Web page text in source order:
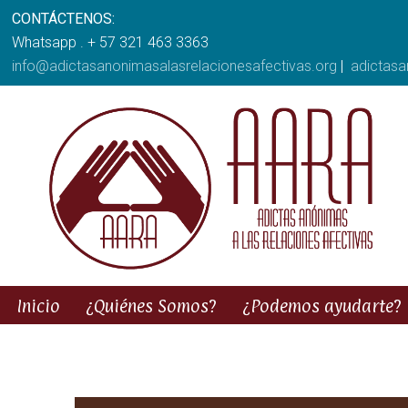
CONTÁCTENOS:
Whatsapp . + 57 321 463 3363
info@adictasanonimasalasrelacionesafectivas.org |
Inicio ¿Quiénes Somos? ¿Podemos ayudarte?